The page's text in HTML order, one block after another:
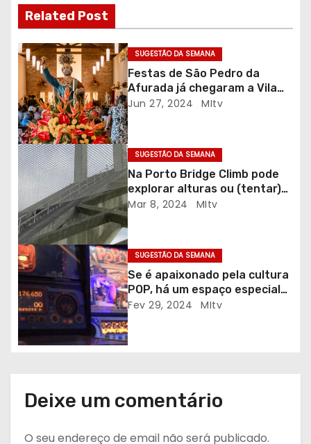
ã
o
d
e
a
r
t
i
g
o
s
Related Post
SUGESTÃO DA SEMANA
Festas de São Pedro da
Afurada já chegaram a Vila
Nova de Gaia
Jun 27, 2024 MItv
SUGESTÃO DA SEMANA
Na Porto Bridge Climb pode
explorar alturas ou (tentar)
curar vertigens
Mar 8, 2024 MItv
SUGESTÃO DA SEMANA
Se é apaixonado pela cultura
POP, há um espaço especial
para si no Porto
Fev 29, 2024 MItv
Deixe um comentário
O seu endereço de email não será publicado.